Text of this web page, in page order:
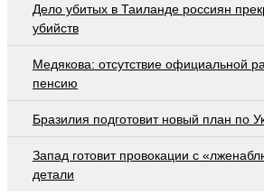
Дело убитых в Таиланде россиян
убийств
Медякова: отсутствие официальной
пенсию
Бразилия подготовит новый план по
Запад готовит провокации с
детали